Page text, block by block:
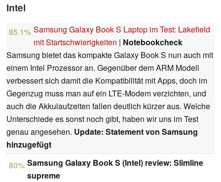
Intel
85.1% Samsung Galaxy Book S Laptop im Test: Lakefield
mit Startschwierigkeiten | Notebookcheck
Samsung bietet das kompakte Galaxy Book S nun auch mit
einem Intel Prozessor an. Gegenüber dem ARM Modell
verbessert sich damit die Kompatibilität mit Apps, doch im
Gegenzug muss man auf ein LTE-Modem verzichten, und
auch die Akkulaufzeiten fallen deutlich kürzer aus. Welche
Unterschiede es sonst noch gibt, haben wir uns im Test
genau angesehen. Update: Statement von Samsung
hinzugefügt
80% Samsung Galaxy Book S (Intel) review: Slimline
supreme